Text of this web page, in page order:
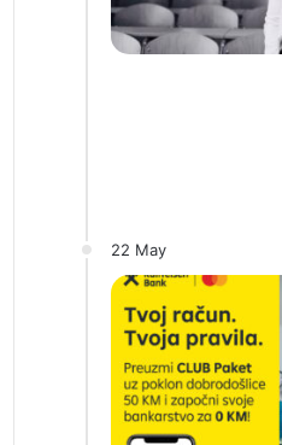
22 May